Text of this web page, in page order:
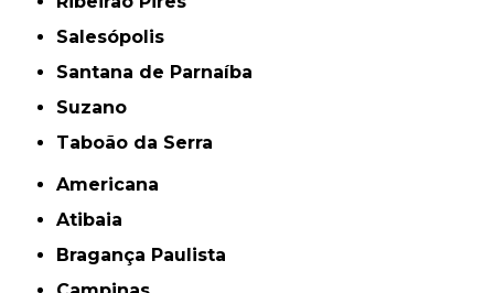
Salesópolis
Santana de Parnaíba
Suzano
Taboão da Serra
Americana
Atibaia
Bragança Paulista